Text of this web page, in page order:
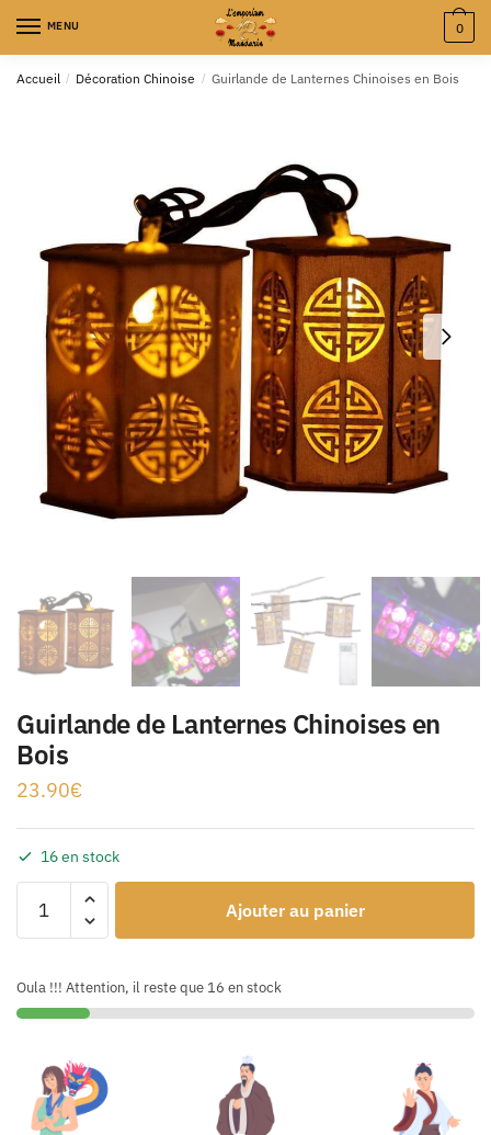
MENU 0
Accueil / Décoration Chinoise / Guirlande de Lanternes Chinoises en Bois
Guirlande de Lanternes Chinoises en
Bois
23.90€
16 en stock
Ajouter au panier
Oula !!! Attention, il reste que 16 en stock